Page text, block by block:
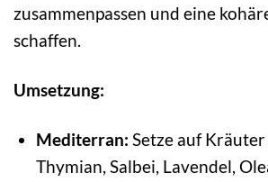
zusammenpassen und eine
schaffen.
Umsetzung:
Mediterran: Setze auf
Thymian, Salbei, Lavendel,